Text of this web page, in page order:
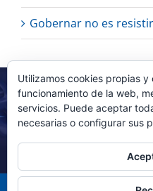
Gobernar no es resistir
Utilizamos cookies propias
funcionamiento de la web,
servicios. Puede aceptar
necesarias o configurar sus